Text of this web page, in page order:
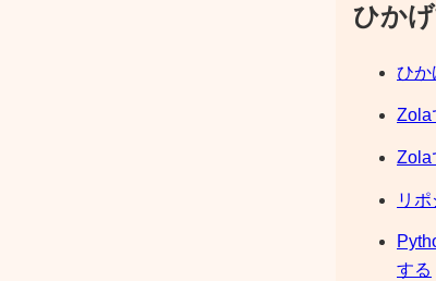
ひか
ひか
Zola
Zola
リポ
する